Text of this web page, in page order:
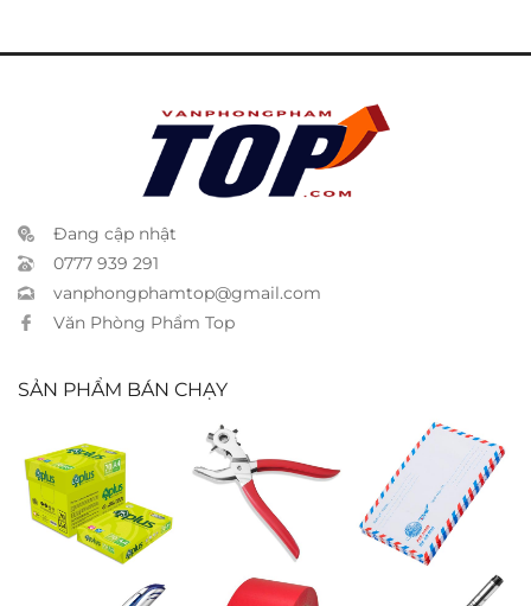
Đang cập nhật
0777 939 291
vanphongphamtop@gmail.com
Văn Phòng Phẩm Top
SẢN PHẨM BÁN CHẠY
Giấy IK Plus A4
70
Bấm lổ da Bao thư sọc